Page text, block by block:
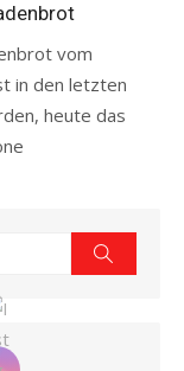
vom
in den letzten
heute das